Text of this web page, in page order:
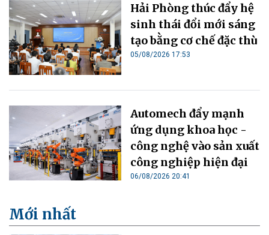
Hải Phòng thúc đẩy hệ
sinh thái đổi mới sáng
tạo bằng cơ chế đặc thù
05/08/2026 17:53
Automech đẩy mạnh
ứng dụng khoa học -
công nghệ vào sản xuất
công nghiệp hiện đại
06/08/2026 20:41
Mới nhất